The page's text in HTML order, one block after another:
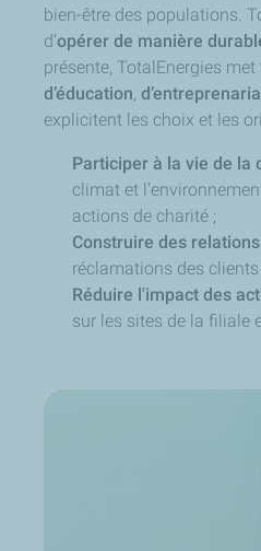
bien-être des populations.
d’opérer de manière
présente, TotalEnergies
d’éducation,
explicitent les choix et les
Participer à la vie de la
climat et
actions de charité ;
Construire des
réclamations des clients
Réduire l'impact des
sur les sites de la filiale